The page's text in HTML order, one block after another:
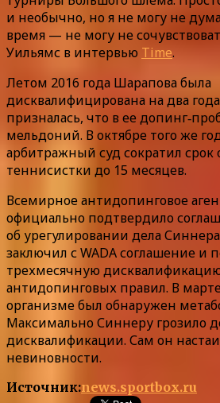
и необычно, но я не могу не
время — не могу не
Уильямс в интервью Time.
Летом 2016 года Шарапова была
дисквалифицирована на два года
призналась, что в ее
мельдоний. В октябре того же
арбитражный суд сократил срок
теннисистки до 15 месяцев.
Всемирное антидопинговое
официально подтвердило
об урегулировании дела
заключил с WADA соглашение и
трехмесячную
антидопинговых правил. В марте
организме был обнаружен
Максимально Синнеру грозило
дисквалификации. Сам он
невиновности.
Источник:news.sportbox.ru